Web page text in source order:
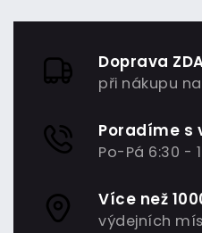
Doprava
při nákupu
Poradíme s
Po-Pá 6:30 -
Více než
výdejních